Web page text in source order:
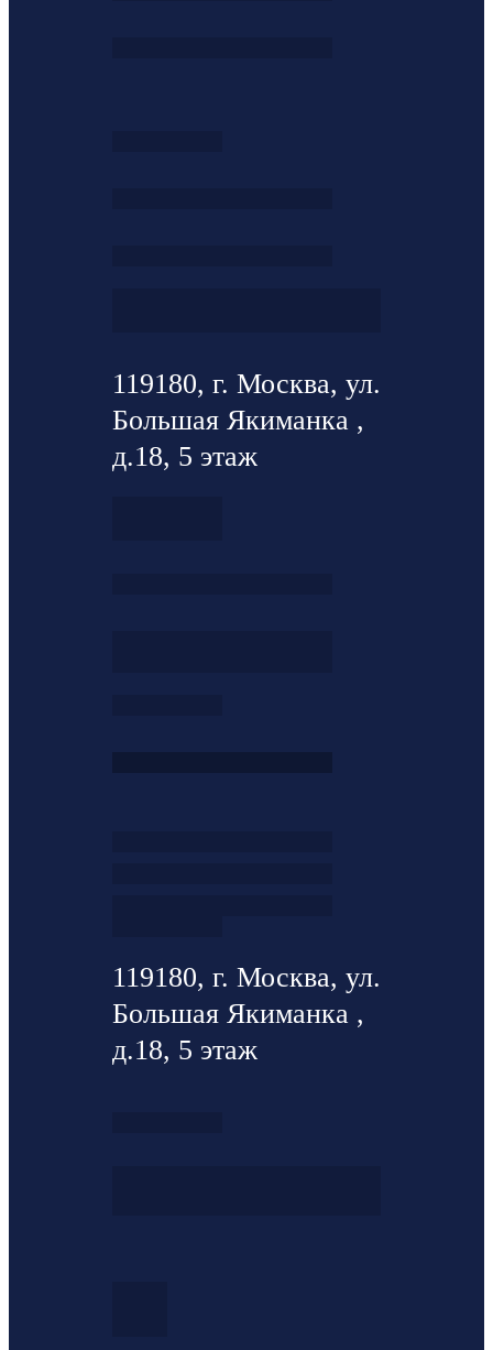
119180, г. Москва, ул.
Большая Якиманка ,
д.18, 5 этаж
119180, г. Москва, ул.
Большая Якиманка ,
д.18, 5 этаж